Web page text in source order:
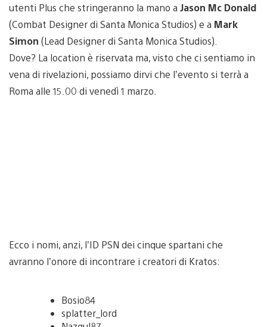
utenti Plus che stringeranno la mano a Jason Mc Donald
(Combat Designer di Santa Monica Studios) e a Mark
Simon (Lead Designer di Santa Monica Studios).
Dove? La location è riservata ma, visto che ci sentiamo in
vena di rivelazioni, possiamo dirvi che l’evento si terrà a
Roma alle 15.00 di venedì 1 marzo.
Ecco i nomi, anzi, l’ID PSN dei cinque spartani che
avranno l’onore di incontrare i creatori di Kratos:
Bosio84
splatter_lord